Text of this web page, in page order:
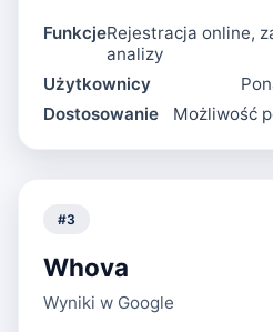
FunkcjeRejestracja online,
analizy
Użytkownicy
Dostosowanie
Możliwość
#3
Whova
Wyniki w Google